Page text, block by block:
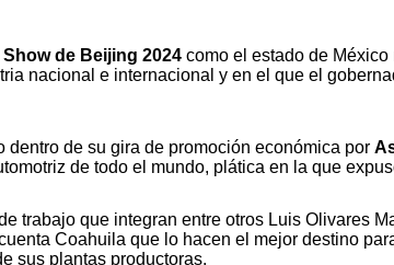
de Beijing 2024 como el estado de
nacional e internacional y en el que el
dentro de su gira de promoción económica por
de todo el mundo, plática en la que
trabajo que integran entre otros Luis Olivares
Coahuila que lo hacen el mejor destino
sus plantas productoras.